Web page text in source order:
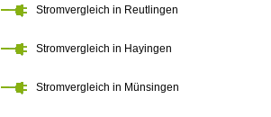
Stromvergleich in Reutlingen
Stromvergleich in Hayingen
Stromvergleich in Münsingen